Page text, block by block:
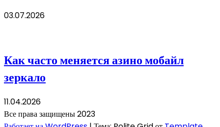
03.07.2026
Как часто меняется азино мобайл
зеркало
11.04.2026
Все права защищены 2023